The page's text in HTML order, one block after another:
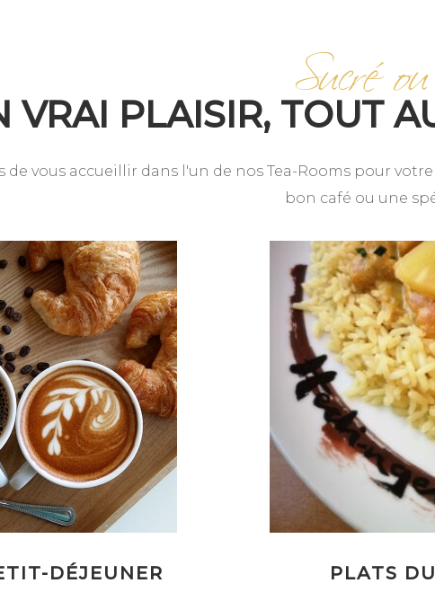
Sucré
VRAI PLAISIR, TOUT
de vous accueillir dans l'un de nos Tea-Rooms pour
bon café ou une
DÉJEUNER PLATS